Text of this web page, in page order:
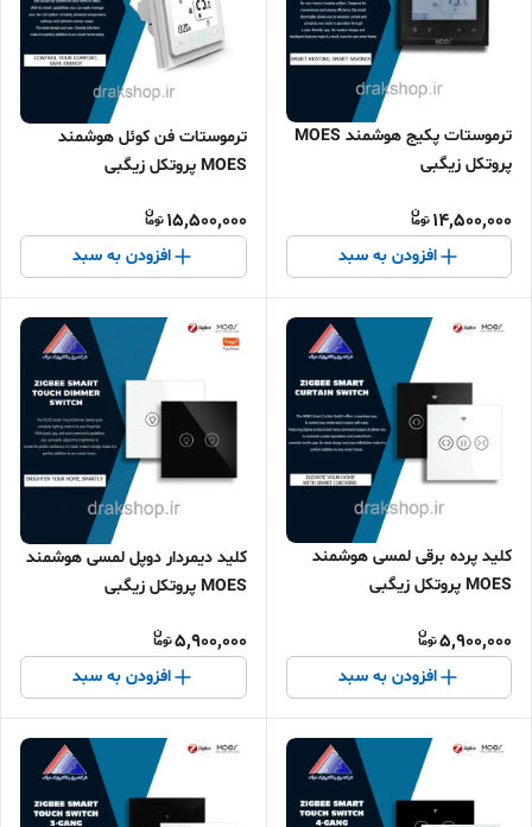
ترموستات پکیج هوشمند MOES
پروتکل زیگبی
14,500,000
افزودن به سبد
ترموستات فن کوئل هوشمند
MOES پروتکل زیگبی
15,500,000
افزودن به سبد
کلید پرده برقی لمسی هوشمند
MOES پروتکل زیگبی
5,900,000
افزودن به سبد
کلید دیمردار دوپل لمسی هوشمند
MOES پروتکل زیگبی
5,900,000
افزودن به سبد